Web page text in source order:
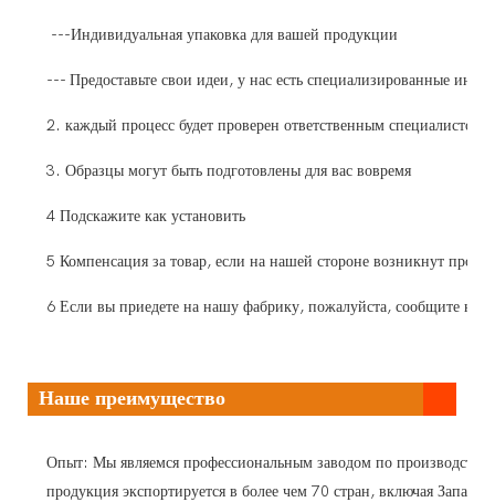
---Индивидуальная упаковка для вашей продукции
--- Предоставьте свои идеи, у нас есть специализированные
2. каждый процесс будет проверен ответственным специалистом
3. Образцы могут быть подготовлены для вас вовремя
4 Подскажите как установить
5 Компенсация за товар, если на нашей стороне возникнут
6 Если вы приедете на нашу фабрику, пожалуйста, сообщите нам
Наше преимущество
Опыт: Мы являемся профессиональным заводом по производству
продукция экспортируется в более чем 70 стран, включая